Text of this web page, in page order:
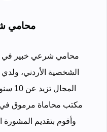
محامي
محامي شرعي خبير في
الشخصية الأردني،
مكتب محاماة مرموق في
وأقوم بتقديم المشورة